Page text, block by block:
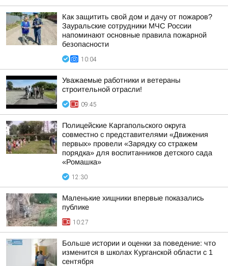
Как защитить свой дом и дачу от пожаров?
Зауральские сотрудники МЧС России
напоминают основные правила пожарной
безопасности
10:04
Уважаемые работники и ветераны
строительной отрасли!
09:45
Полицейские Каргапольского округа
совместно с представителями «Движения
первых» провели «Зарядку со стражем
порядка» для воспитанников детского сада
«Ромашка»
12:30
Маленькие хищники впервые показались
публике
10:27
Больше истории и оценки за поведение: что
изменится в школах Курганской области с 1
сентября